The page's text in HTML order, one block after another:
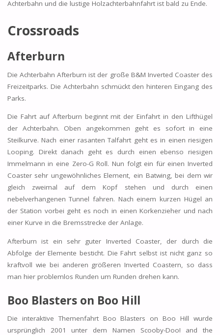
Achterbahn und die lustige Holzachterbahnfahrt ist bald zu Ende.
Crossroads
Afterburn
Die Achterbahn Afterburn ist der große B&M Inverted Coaster des
Freizeitparks. Die Achterbahn schmückt den hinteren Eingang des
Parks.
Die Fahrt auf Afterburn beginnt mit der Einfahrt in den Lifthügel
der Achterbahn. Oben angekommen geht es sofort in eine
Steilkurve. Nach einer rasanten Talfahrt geht es in einen riesigen
Looping. Direkt danach geht es durch einen ebenso riesigen
Immelmann in eine Zero-G Roll. Nun folgt ein für einen Inverted
Coaster sehr ungewöhnliches Element, ein Batwing, bei dem wir
gleich zweimal auf dem Kopf stehen und durch einen
nebelverhangenen Tunnel fahren. Nach einem kurzen Hügel an
der Station vorbei geht es noch in einen Korkenzieher und nach
einer Kurve in die Bremsstrecke der Anlage.
Afterburn ist ein sehr guter Inverted Coaster, der durch die
Abfolge der Elemente besticht. Die Fahrt selbst ist nicht ganz so
kraftvoll wie bei anderen größeren Inverted Coastern, so dass
man hier problemlos Runden um Runden drehen kann.
Boo Blasters on Boo Hill
Die interaktive Themenfahrt Boo Blasters on Boo Hill wurde
ursprünglich 2001 unter dem Namen Scooby-Doo! and the